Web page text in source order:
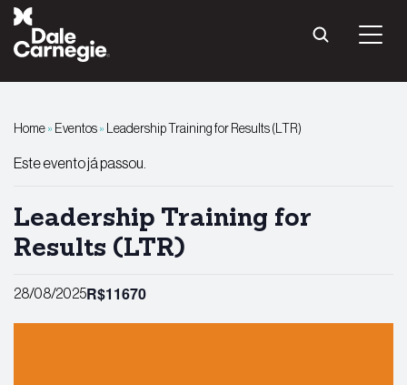
Pular
conteúdo
Home» Eventos» Leadership Training for Results (LTR)
Este evento já passou.
Leadership Training for
Results (LTR)
28/08/2025R$11670